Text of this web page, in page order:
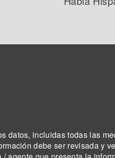
datos, incluidas todas las
debe ser revisada y